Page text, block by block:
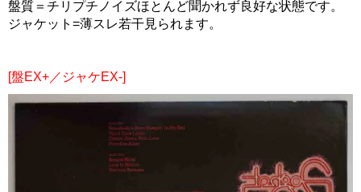
盤質＝チリプチノイズほとんど聞かれず良好な状態です。
ジャケット=薄スレ若干見られます。
[盤EX+／ジャケEX-]